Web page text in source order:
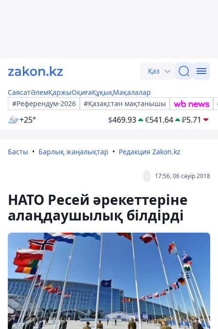
Қаз
СаясатӘлемҚаржыОқиғаҚұқықМақалалар
#Референдум-2026
#Қазақстан мақтанышы
+25° $469.93 €541.64 ₽5.71
Басты Барлық жаңалықтар Редакция Zakon.kz
17:56, 06 сәуір 2018
НАТО Ресей әрекеттеріне
алаңдаушылық білдірді